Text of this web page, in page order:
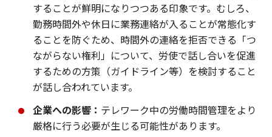
することが鮮明になりつつある印象です。むしろ、
勤務時間外や休日に業務連絡が入ることが常態化す
ることを防ぐため、時間外の連絡を拒否できる「つ
ながらない権利」について、労使で話し合いを促進
するための方策（ガイドライン等）を検討すること
が話し合われています。
企業への影響： テレワーク中の労働時間管理をより
厳格に行う必要が生じる可能性があります。